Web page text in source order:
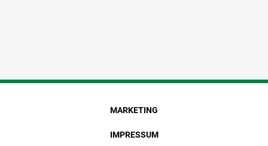
MARKETING
IMPRESSUM